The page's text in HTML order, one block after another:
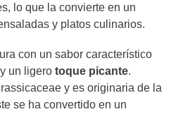
lo que la convierte en un
y platos culinarios.
con un sabor característico
un ligero toque picante.
y es originaria de la
se ha convertido en un